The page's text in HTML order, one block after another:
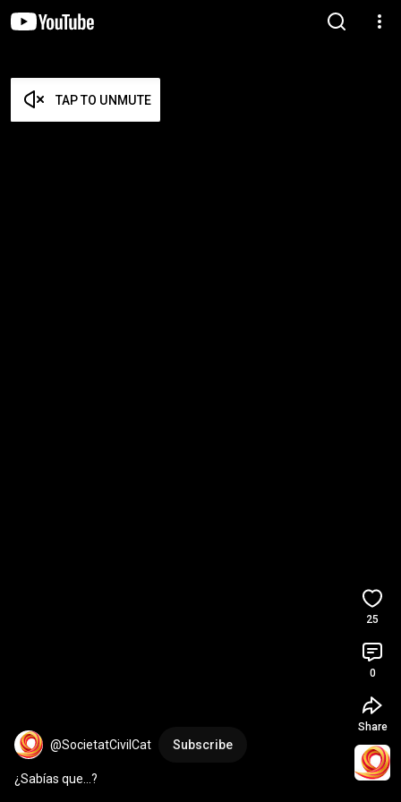
TAP TO UNMUTE
@SocietatCivilCat Subscribe
¿Sabías que...?
25
0
Share